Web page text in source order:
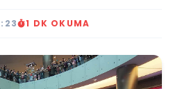
1 DK OKUMA